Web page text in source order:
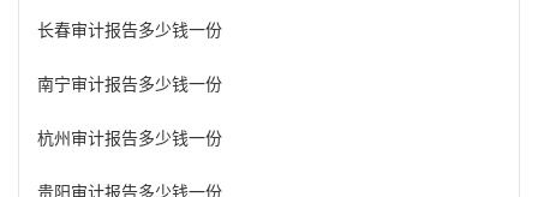
长春审计报告多少钱一份
南宁审计报告多少钱一份
杭州审计报告多少钱一份
贵阳审计报告多少钱一份